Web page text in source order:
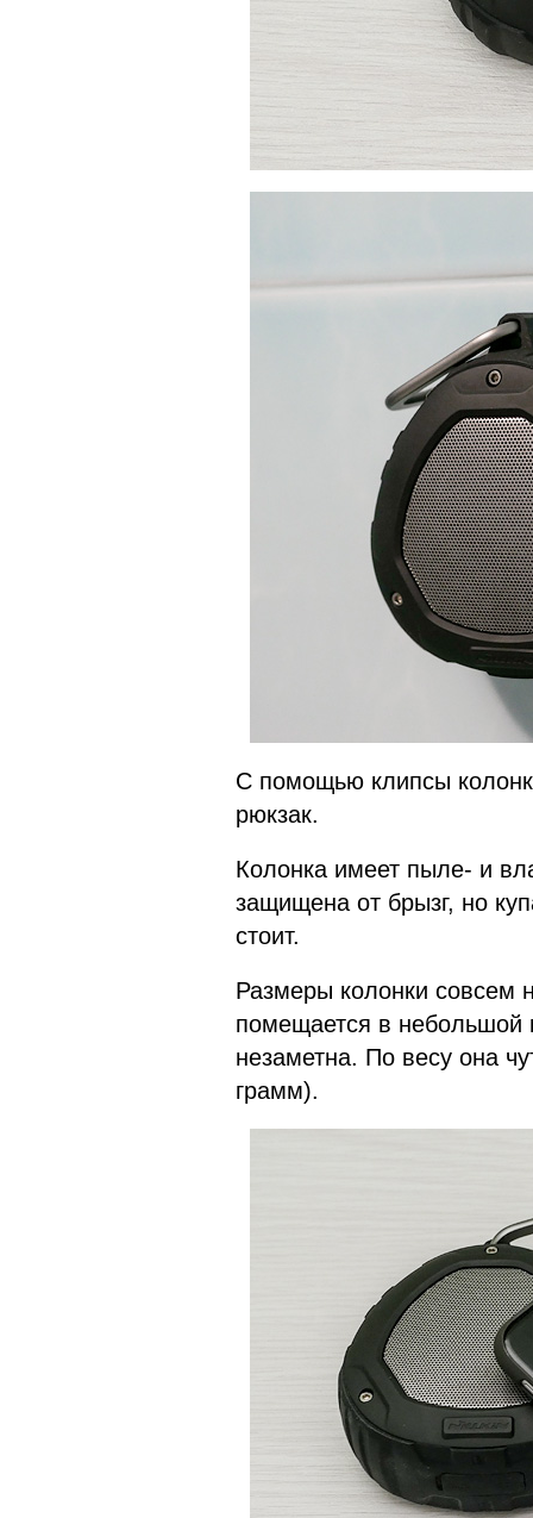
С помощью клипсы
рюкзак.
Колонка имеет пыле- и
защищена от брызг, но
стоит.
Размеры колонки совсем
помещается в небольшой
незаметна. По весу она
грамм).